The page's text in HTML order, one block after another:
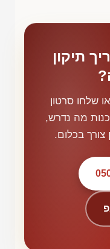
תיקון
שלחו סרטון
מה נדרש,
בכלום.